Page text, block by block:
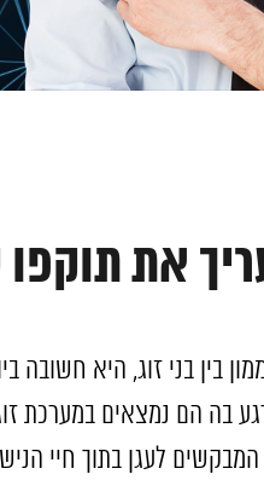
את
בין בני זוג, היא חשובה
רגע בה הם נמצאים במערכת
לעגן בתוך חיי